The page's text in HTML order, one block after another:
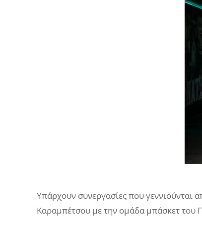
Υπάρχουν συνεργασίες που γεννιούνται
Καραμπέτσου με την ομάδα μπάσκετ του